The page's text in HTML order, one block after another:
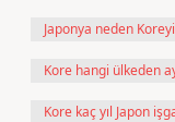
Japonya neden
Kore hangi ülkeden
Kore kaç yıl Japon